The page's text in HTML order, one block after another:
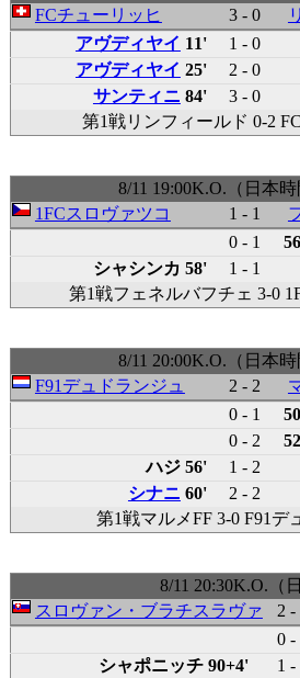
FCチューリッヒ
3 - 0
アヴディヤイ 11'
1 - 0
アヴディヤイ 25'
2 - 0
サンティニ 84'
3 - 0
第1戦リンフィールド 0-2
8/11 19:00K.O.（日本時
1FCスロヴァツコ
1 - 1
0 - 1
シャシンカ 58'
1 - 1
第1戦フェネルバフチェ 3-0
8/11 20:00K.O.（日本時
F91デュドランジュ
2 - 2
0 - 1
0 - 2
ハジ 56'
1 - 2
シナニ 60'
2 - 2
第1戦マルメFF 3-0 F91デ
8/11 20:30K.O.（
スロヴァン・ブラチスラヴァ
2 -
0 -
シャポニッチ 90+4'
1 -